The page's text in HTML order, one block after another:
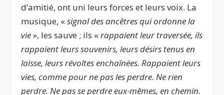
d’amitié, ont uni leurs forces et leurs voix. La
musique, «signal des ancêtres qui ordonne la
vie», les sauve ; ils «rappaient leur traversée, ils
rappaient leurs souvenirs, leurs désirs tenus en
laisse, leurs révoltes enchaînées. Rappaient leurs
vies, comme pour ne pas les perdre. Ne rien
perdre. Ne pas se perdre eux-mêmes, en chemin.